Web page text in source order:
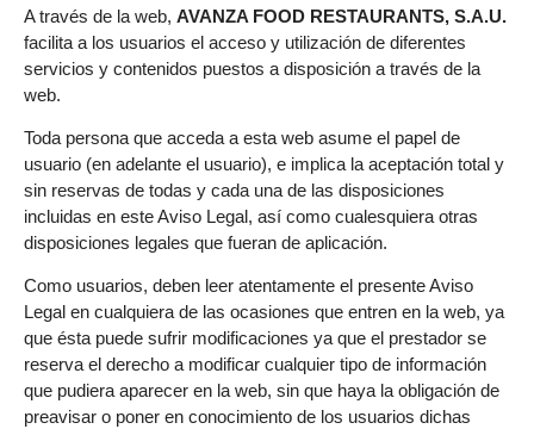
A través de la web, AVANZA FOOD RESTAURANTS, S.A.U.
facilita a los usuarios el acceso y utilización de diferentes
servicios y contenidos puestos a disposición a través de la
web.
Toda persona que acceda a esta web asume el papel de
usuario (en adelante el usuario), e implica la aceptación total y
sin reservas de todas y cada una de las disposiciones
incluidas en este Aviso Legal, así como cualesquiera otras
disposiciones legales que fueran de aplicación.
Como usuarios, deben leer atentamente el presente Aviso
Legal en cualquiera de las ocasiones que entren en la web, ya
que ésta puede sufrir modificaciones ya que el prestador se
reserva el derecho a modificar cualquier tipo de información
que pudiera aparecer en la web, sin que haya la obligación de
preavisar o poner en conocimiento de los usuarios dichas